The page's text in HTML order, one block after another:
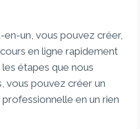
un, vous pouvez créer,
en ligne rapidement
étapes que nous
vous pouvez créer un
en un rien